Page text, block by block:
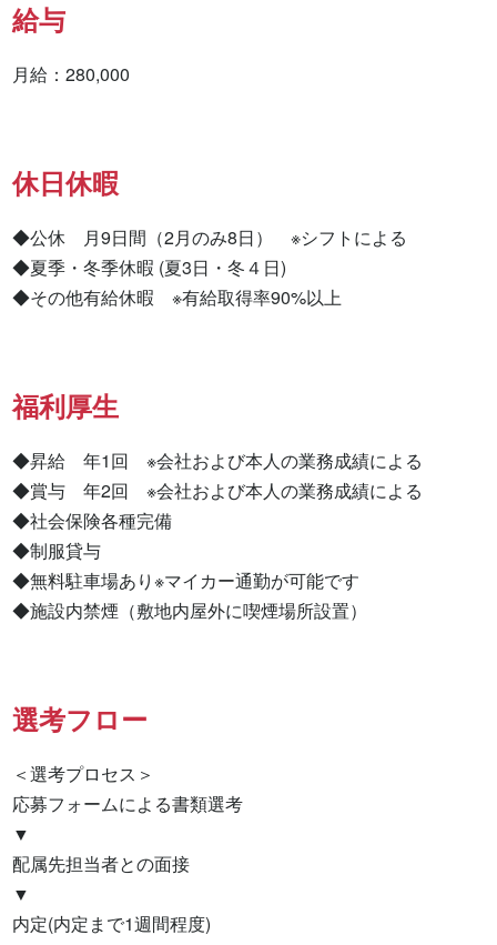
給与
月給：280,000
休日休暇
◆公休　月9日間（2月のみ8日）　※シフトによる
◆夏季・冬季休暇 (夏3日・冬４日)
◆その他有給休暇　※有給取得率90%以上
福利厚生
◆昇給　年1回　※会社および本人の業務成績による
◆賞与　年2回　※会社および本人の業務成績による
◆社会保険各種完備
◆制服貸与
◆無料駐車場あり※マイカー通勤が可能です
◆施設内禁煙（敷地内屋外に喫煙場所設置）
選考フロー
＜選考プロセス＞
応募フォームによる書類選考
▼
配属先担当者との面接
▼
内定(内定まで1週間程度)